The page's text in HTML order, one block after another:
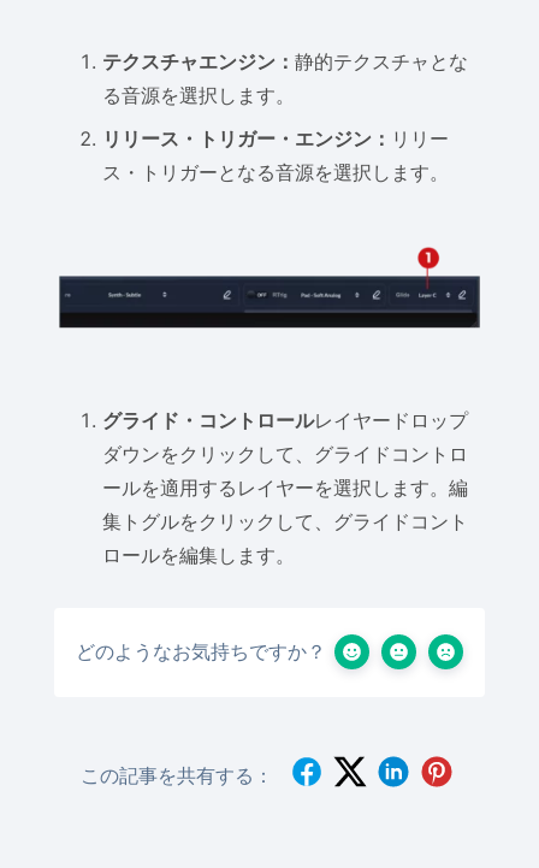
テクスチャエンジン： 静的テクスチャとな
る音源を選択します。
リリース・トリガー・エンジン： リリー
ス・トリガーとなる音源を選択します。
グライド・コントロールレイヤードロップ
ダウンをクリックして、グライドコントロ
ールを適用するレイヤーを選択します。編
集トグルをクリックして、グライドコント
ロールを編集します。
どのようなお気持ちですか？
この記事を共有する：